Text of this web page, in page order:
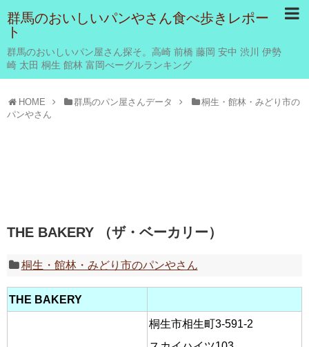
群馬のおいしいパンやさん食べ歩きレポー
ト
群馬のおいしいパン屋さん探そ。高崎 前橋 藤岡 安中 渋川 伊勢
崎 太田 桐生 館林 富岡べーグルランキング
HOME 群馬のパン屋さんデータ
桐生・館林・みどり市の
パンやさん
THE BAKERY （ザ・ベーカリー）
桐生・館林・みどり市のパンやさん
THE BAKERY
桐生市相生町3-591-2